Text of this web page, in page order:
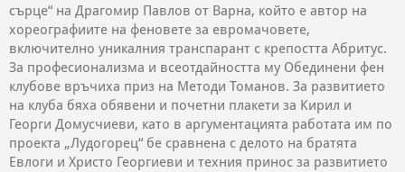
сърце“ на Драгомир Павлов от Варна, който е автор на
хореографиите на феновете за евромачовете,
включително уникалния транспарант с крепостта Абритус.
За професионализма и всеотдайността му Обединени фен
клубове връчиха приз на Методи Томанов. За развитието
на клуба бяха обявени и почетни плакети за Кирил и
Георги Домусчиеви, като в аргументацията работата им по
проекта „Лудогорец“ бе сравнена с делото на братята
Евлоги и Христо Георгиеви и техния принос за развитието